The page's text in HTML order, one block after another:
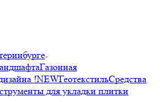
Газонная
!NEWГеотекстильСредства
для укладки плитки